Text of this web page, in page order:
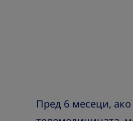
Пред 6 месеци,